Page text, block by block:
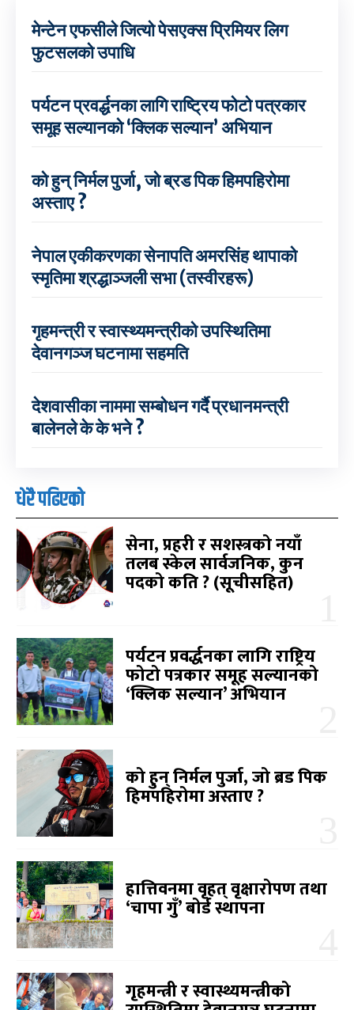
मेन्टेन एफसीले जित्यो पेसएक्स प्रिमियर लिग
फुटसलको उपाधि
पर्यटन प्रवर्द्धनका लागि राष्ट्रिय फोटो पत्रकार
समूह सल्यानको ‘क्लिक सल्यान’ अभियान
को हुन् निर्मल पुर्जा, जो ब्रड पिक हिमपहिरोमा
अस्ताए ?
नेपाल एकीकरणका सेनापति अमरसिंह थापाको
स्मृतिमा श्रद्धाञ्जली सभा (तस्वीरहरू)
गृहमन्त्री र स्वास्थ्यमन्त्रीको उपस्थितिमा
देवानगञ्ज घटनामा सहमति
देशवासीका नाममा सम्बोधन गर्दै प्रधानमन्त्री
बालेनले के के भने ?
धेरै पढिएको
सेना, प्रहरी र सशस्त्रको नयाँ
तलब स्केल सार्वजनिक, कुन
पदको कति ? (सूचीसहित)
पर्यटन प्रवर्द्धनका लागि राष्ट्रिय
फोटो पत्रकार समूह सल्यानको
‘क्लिक सल्यान’ अभियान
को हुन् निर्मल पुर्जा, जो ब्रड पिक
हिमपहिरोमा अस्ताए ?
हात्तिवनमा वृहत् वृक्षारोपण तथा
‘चापा गुँ’ बोर्ड स्थापना
गृहमन्त्री र स्वास्थ्यमन्त्रीको